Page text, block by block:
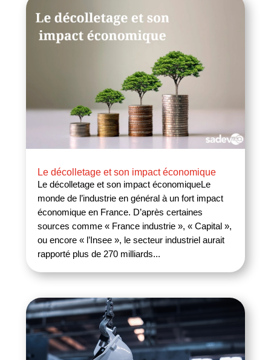
Le décolletage et son impact économique
Le décolletage et son impact économiqueLe
monde de l’industrie en général à un fort impact
économique en France. D’après certaines
sources comme « France industrie », « Capital »,
ou encore « l’Insee », le secteur industriel aurait
rapporté plus de 270 milliards...